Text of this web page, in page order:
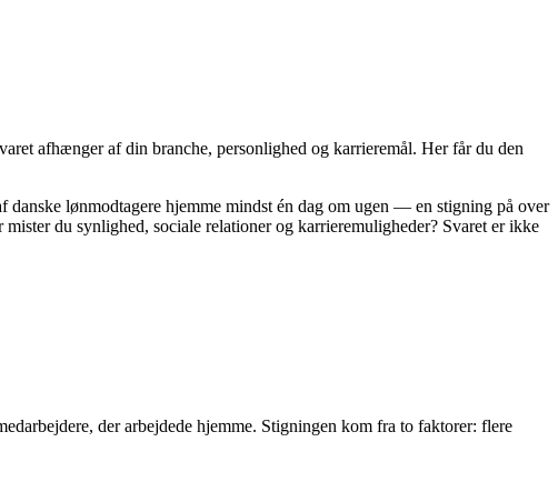
afhænger af din branche, personlighed og karrieremål. Her får du den
danske lønmodtagere hjemme mindst én dag om ugen — en stigning på over
du synlighed, sociale relationer og karrieremuligheder? Svaret er ikke
der arbejdede hjemme. Stigningen kom fra to faktorer: flere